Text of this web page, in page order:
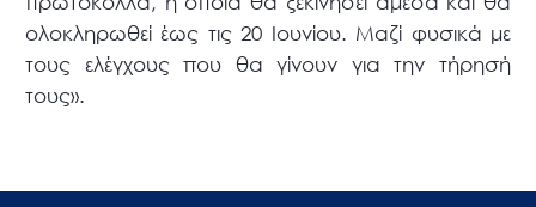
ολοκληρωθεί έως τις 20 Ιουνίου. Μαζί φυσικά με
τους ελέγχους που θα γίνουν για την τήρησή
τους».